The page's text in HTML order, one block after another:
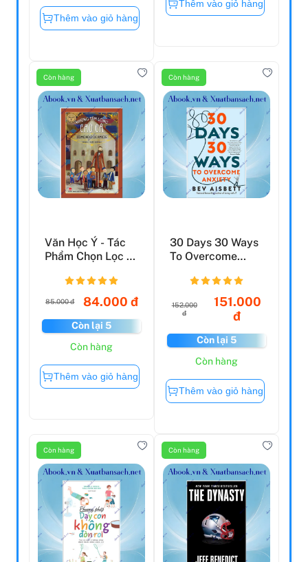
Thêm vào giỏ hàng
Thêm vào giỏ hàng
Còn hàng
Văn Học Ý - Tác
Phẩm Chọn Lọc -
Cao...
85.000 đ 84.000 đ
Còn lại 5
Còn hàng
Thêm vào giỏ hàng
Còn hàng
30 Days 30 Ways
To Overcome
152.000
đ
151.000
đ
Còn lại 5
Còn hàng
Thêm vào giỏ hàng
Còn hàng Còn hàng